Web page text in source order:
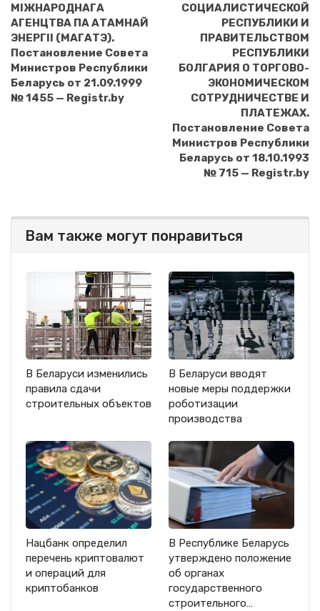
МIЖНАРОДНАГА
АГЕНЦТВА ПА АТАМНАЙ
ЭНЕРГII (МАГАТЭ).
Постановление Совета
Министров Республики
Беларусь от 21.09.1999
№ 1455 — Registr.by
СОЦИАЛИСТИЧЕСКОЙ
РЕСПУБЛИКИ И
ПРАВИТЕЛЬСТВОМ
РЕСПУБЛИКИ
БОЛГАРИЯ О ТОРГОВО-
ЭКОНОМИЧЕСКОМ
СОТРУДНИЧЕСТВЕ И
ПЛАТЕЖАХ.
Постановление Совета
Министров Республики
Беларусь от 18.10.1993
№ 715 — Registr.by
Вам также могут понравиться
В Беларуси изменились
правила сдачи
строительных объектов
В Беларуси вводят
новые меры поддержки
роботизации
производства
Нацбанк определил
перечень криптовалют
и операций для
криптобанков
В Республике Беларусь
утверждено положение
об органах
государственного
строительного…